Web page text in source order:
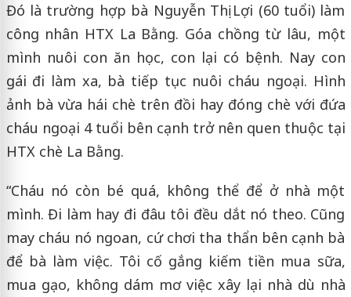
Đó là trường hợp bà Nguyễn Thị Lợi (60 tuổi) làm
công nhân HTX La Bằng. Góa chồng từ lâu, một
mình nuôi con ăn học, con lại có bệnh. Nay con
gái đi làm xa, bà tiếp tục nuôi cháu ngoại. Hình
ảnh bà vừa hái chè trên đồi hay đóng chè với đứa
cháu ngoại 4 tuổi bên cạnh trở nên quen thuộc tại
HTX chè La Bằng.
“Cháu nó còn bé quá, không thể để ở nhà một
mình. Đi làm hay đi đâu tôi đều dắt nó theo. Cũng
may cháu nó ngoan, cứ chơi tha thẩn bên cạnh bà
để bà làm việc. Tôi cố gắng kiếm tiền mua sữa,
mua gạo, không dám mơ việc xây lại nhà dù nhà